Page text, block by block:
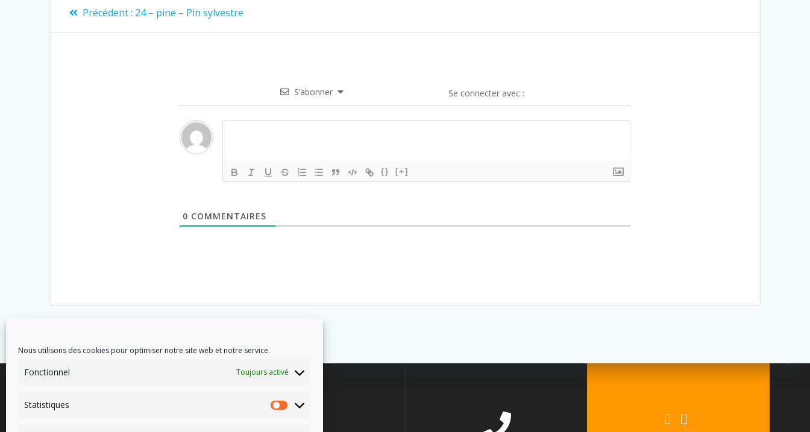
Nous utilisons des cookies pour optimiser notre site web et notre service.
Fonctionnel Toujours activé
Statistiques
Précédent : 24 – pine – Pin sylvestre
S’abonner Se connecter avec :
{} [+]
0 COMMENTAIRES